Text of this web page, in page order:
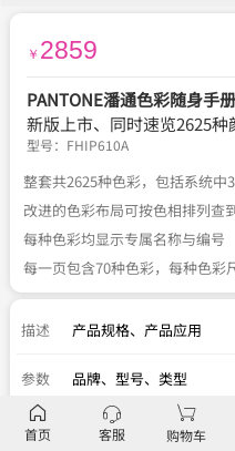
￥ 2859
PANTONE潘通色彩随身手
新版上市、同时速览2625
型号： FHIP610A
整套共2625种色彩，包括系统中
改进的色彩布局可按色相排列查
每种色彩均显示专属名称与编号
每一页包含70种色彩，每种色彩
描述 产品规格、 产品应用
参数 品牌、型号、类型
服务 官方正品 关于税费、
首页 客服 购物车